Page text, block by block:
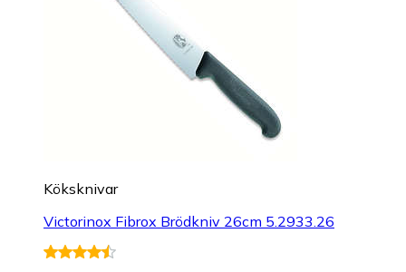
Köksknivar
Victorinox Fibrox Brödkniv 26cm 5.2933.26